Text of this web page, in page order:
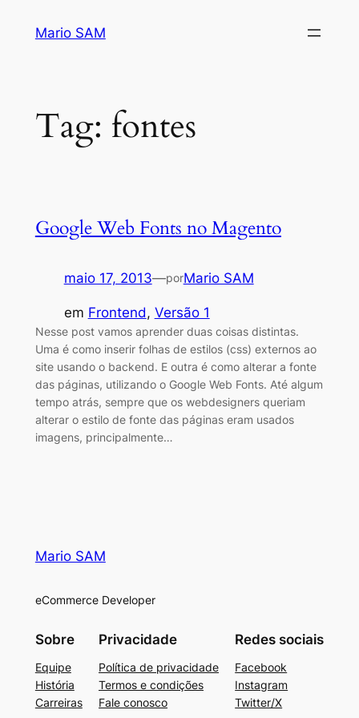
Mario SAM
Tag: fontes
Google Web Fonts no Magento
maio 17, 2013—porMario SAM
em Frontend, Versão 1
Nesse post vamos aprender duas coisas distintas.
Uma é como inserir folhas de estilos (css) externos ao
site usando o backend. E outra é como alterar a fonte
das páginas, utilizando o Google Web Fonts. Até algum
tempo atrás, sempre que os webdesigners queriam
alterar o estilo de fonte das páginas eram usados
imagens, principalmente…
Mario SAM
eCommerce Developer
Sobre
Equipe
História
Carreiras
Privacidade
Política de privacidade
Termos e condições
Fale conosco
Redes sociais
Facebook
Instagram
Twitter/X